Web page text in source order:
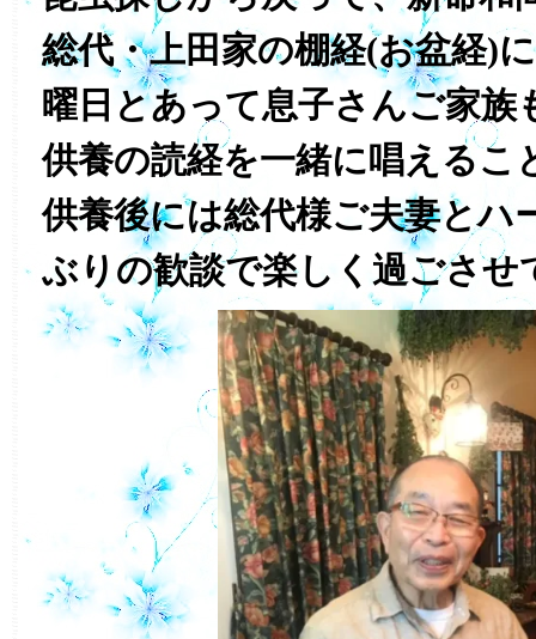
総代・上田家の棚経(お盆経)
曜日とあって息子さんご家族
供養の読経を一緒に唱えるこ
供養後には総代様ご夫妻とハ
ぶりの歓談で楽しく過ごさせ